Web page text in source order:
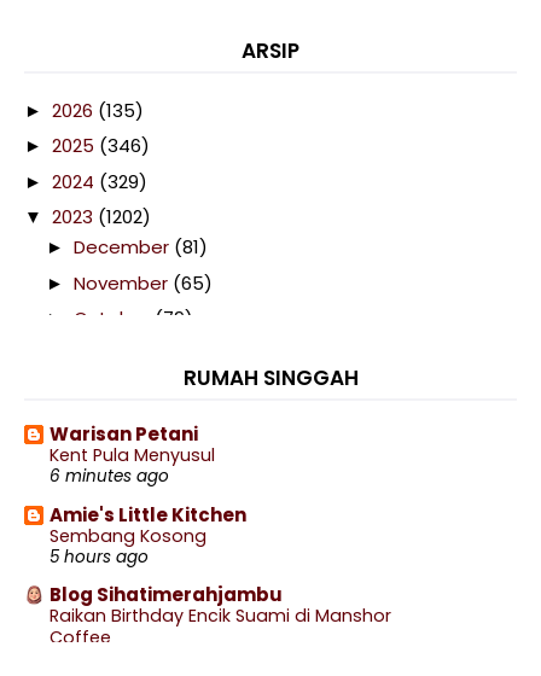
ARSIP
► 2026 (135)
► 2025 (346)
► 2024 (329)
▼ 2023 (1202)
► December (81)
► November (65)
► October (79)
(132)
► July(123)
►June(96)
(93)
►April(133)
►March(122)
►February(89)
▼January
RUMAH SINGGAH
Warisan Petani
Kent Pula Menyusul
6 minutes ago
Amie's Little Kitchen
Sembang Kosong
5 hours ago
Blog Sihatimerahjambu
Raikan Birthday Encik Suami di Manshor
Coffee